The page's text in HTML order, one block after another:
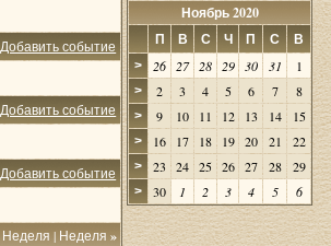
Добавить событие
Добавить событие
Добавить событие
Неделя | Неделя»
Ноябрь 2020
П
В С Ч П С В
> 26 27 28 29 30 31 1
> 2 3 4 5 6 7 8
> 9 10 11 12 13 14 15
> 16 17 18 19 20 21 22
> 23 24 25 26 27 28 29
> 30 1 2 3 4 5 6